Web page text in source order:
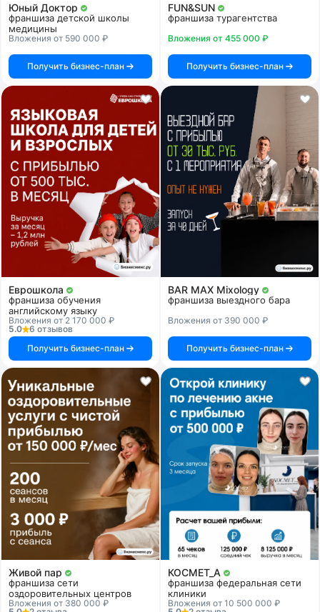
Юный Доктор
франшиза детской школы
медицины
Вложения от 590 000 ₽
Получить бизнес-план
FUN&SUN
франшиза турагентства
Вложения от 455 000 ₽
Получить бизнес-план
Еврошкола
франшиза обучения
английскому языку
Вложения от 2 170 000 ₽
5.0
6 отзывов
Получить бизнес-план
BAR MAX Mixology
франшиза выездного бара
Вложения от 390 000 ₽
Получить бизнес-план
Живой пар
франшиза сети
оздоровительных центров
Вложения от 380 000 ₽
КОСМЕТ_А
франшиза федеральная сети
клиники
Вложения от 10 500 000 ₽